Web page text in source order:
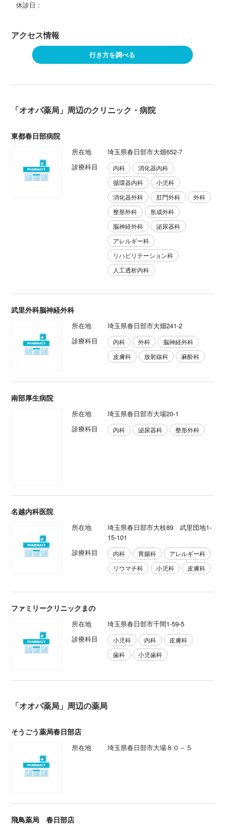
休診日：
アクセス情報
行き方を調べる
「オオバ薬局」周辺のクリニック・病院
東都春日部病院
所在地
埼玉県春日部市大畑652-7
診療科目
内科
消化器内科
循環器内科
小児科
消化器外科
肛門外科
外科
整形外科
形成外科
脳神経外科
泌尿器科
アレルギー科
リハビリテーション科
人工透析内科
武里外科脳神経外科
所在地
埼玉県春日部市大畑241-2
診療科目
内科 外科
脳神経外科
皮膚科
放射線科 麻酔科
南部厚生病院
所在地
埼玉県春日部市大場20-1
診療科目
内科 泌尿器科 整形外科
名越内科医院
所在地
埼玉県春日部市大枝89 武里団地1-
15-101
診療科目
内科 胃腸科
アレルギー科
リウマチ科
小児科 皮膚科
ファミリークリニックまの
所在地
埼玉県春日部市千間1-59-5
診療科目
小児科 内科
皮膚科
歯科
小児歯科
「オオバ薬局」周辺の薬局
そうごう薬局春日部店
所在地 埼玉県春日部市大場８０－５
飛鳥薬局 春日部店